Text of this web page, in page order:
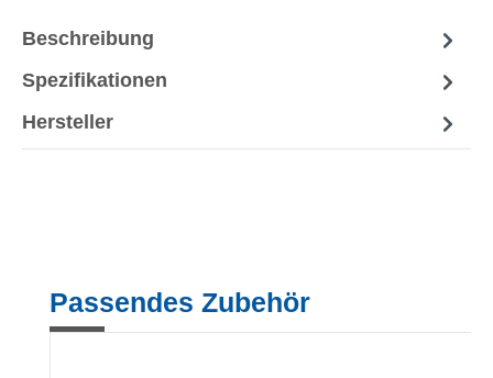
Beschreibung
Spezifikationen
Hersteller
Produktgalerie überspringen
Passendes Zubehör